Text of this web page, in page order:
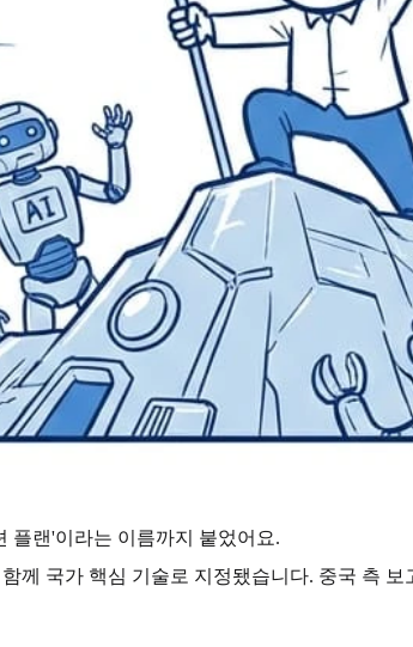
플랜'이라는 이름까지 붙었어요.
국가 핵심 기술로 지정됐습니다. 중국 측